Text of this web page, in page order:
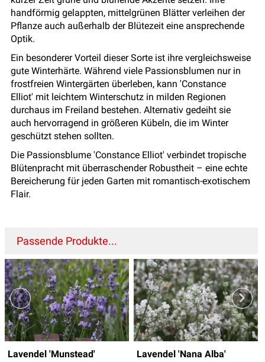
handförmig gelappten, mittelgrünen Blätter verleihen der
Pflanze auch außerhalb der Blütezeit eine ansprechende
Optik.
Ein besonderer Vorteil dieser Sorte ist ihre vergleichsweise
gute Winterhärte. Während viele Passionsblumen nur in
frostfreien Wintergärten überleben, kann 'Constance
Elliot' mit leichtem Winterschutz in milden Regionen
durchaus im Freiland bestehen. Alternativ gedeiht sie
auch hervorragend in größeren Kübeln, die im Winter
geschützt stehen sollten.
Die Passionsblume 'Constance Elliot' verbindet tropische
Blütenpracht mit überraschender Robustheit – eine echte
Bereicherung für jeden Garten mit romantisch-exotischem
Flair.
Passende Produkte...
Lavendel 'Munstead' Lavendel 'Nana Alba'